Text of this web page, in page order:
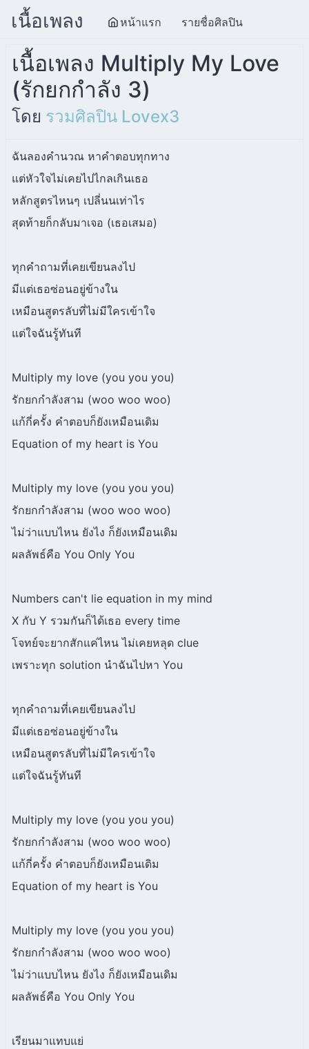
เนื้อเพลง หน้าแรก รายชื่อศิลปิน
เนื้อเพลง Multiply My Love
(รักยกกำลัง 3)
โดย รวมศิลปิน Lovex3
ฉันลองคำนวณ หาคำตอบทุกทาง
แต่หัวใจไม่เคยไปไกลเกินเธอ
หลักสูตรไหนๆ เปลี่นนเท่าไร
สุดท้ายก็กลับมาเจอ (เธอเสมอ)
ทุกคำถามที่เคยเขียนลงไป
มีแต่เธอซ่อนอยู่ข้างใน
เหมือนสูตรลับที่ไม่มีใครเข้าใจ
แต่ใจฉันรู้ทันที
Multiply my love (you you you)
รักยกกำลังสาม (woo woo woo)
แก้กี่ครั้ง คำตอบก็ยังเหมือนเดิม
Equation of my heart is You
Multiply my love (you you you)
รักยกกำลังสาม (woo woo woo)
ไม่ว่าแบบไหน ยังไง ก็ยังเหมือนเดิม
ผลลัพธ์คือ You Only You
Numbers can't lie equation in my mind
X กับ Y รวมกันก็ได้เธอ every time
โจทย์จะยากสักแค่ไหน ไม่เคยหลุด clue
เพราะทุก solution นำฉันไปหา You
ทุกคำถามที่เคยเขียนลงไป
มีแต่เธอซ่อนอยู่ข้างใน
เหมือนสูตรลับที่ไม่มีใครเข้าใจ
แต่ใจฉันรู้ทันที
Multiply my love (you you you)
รักยกกำลังสาม (woo woo woo)
แก้กี่ครั้ง คำตอบก็ยังเหมือนเดิม
Equation of my heart is You
Multiply my love (you you you)
รักยกกำลังสาม (woo woo woo)
ไม่ว่าแบบไหน ยังไง ก็ยังเหมือนเดิม
ผลลัพธ์คือ You Only You
เรียนมาแทบแย่